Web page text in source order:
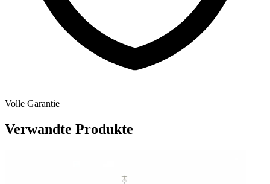
Volle Garantie
Verwandte Produkte